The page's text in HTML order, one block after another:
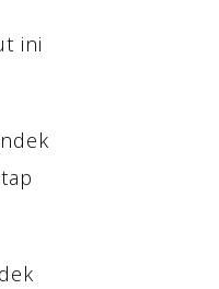
ini